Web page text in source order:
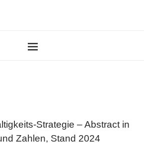
Strategie – Abstract in
Zahlen, Stand 2024